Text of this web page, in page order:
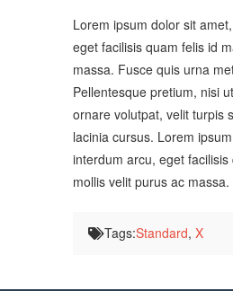
Lorem ipsum dolor sit
eget facilisis quam felis id
massa. Fusce quis urna
Pellentesque pretium, nisi
ornare volutpat, velit turpis
lacinia cursus. Lorem
interdum arcu, eget
mollis velit purus ac
Tags:Standard,X